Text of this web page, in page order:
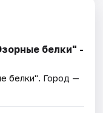
белки" -
белки". Город —